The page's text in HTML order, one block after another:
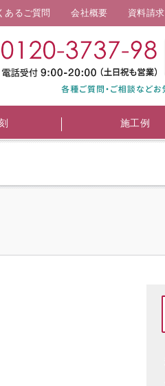
あるご質問 会社概要 資料請求
施工例